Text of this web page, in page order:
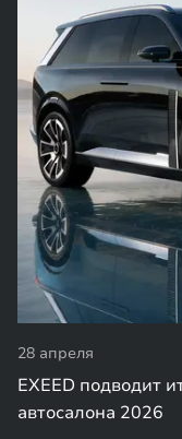
28 апреля
EXEED подводит
автосалона 2026